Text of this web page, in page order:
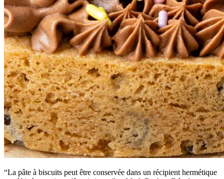
“La pâte à biscuits peut être conservée dans un récipient hermétique